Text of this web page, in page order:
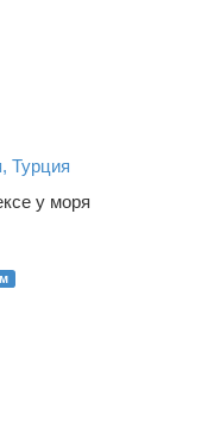
Турция
у моря